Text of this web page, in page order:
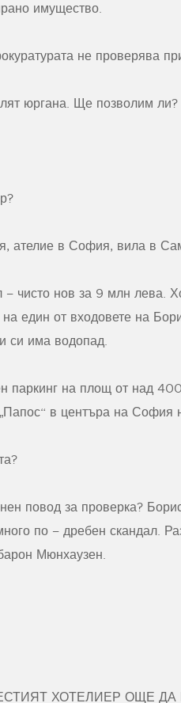
имущество.
не проверява
юргана. Ще позволим ли?
ателие в София, вила в
– чисто нов за 9 млн лева.
един от входовете на
си има водопад.
паркинг на площ от над
в центъра на София
повод за проверка?
по – дребен скандал.
Мюнхаузен.
ХОТЕЛИЕР ОЩЕ ДА